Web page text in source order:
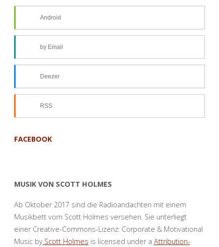
Android
by Email
Deezer
RSS
FACEBOOK
MUSIK VON SCOTT HOLMES
Ab Oktober 2017 sind die Radioandachten mit einem
Musikbett vom Scott Holmes versehen. Sie unterliegt
einer Creative-Commons-Lizenz: Corporate & Motivational
Music byScott Holmes is licensed under a Attribution-